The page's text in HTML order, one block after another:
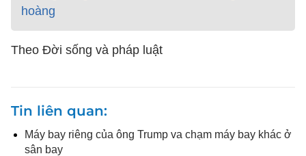
hoàng
Theo Đời sống và pháp luật
Tin liên quan
Máy bay riêng của ông Trump va chạm máy bay khác ở
sân bay